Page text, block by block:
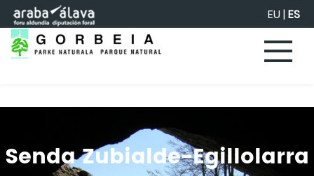
Saltar al contenido principal EU|ES
Senda Zubialde-Egillolarra